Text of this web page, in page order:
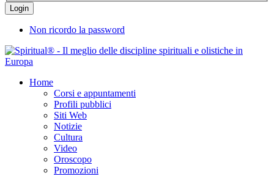
Non ricordo la password
Home
Corsi e appuntamenti
Profili pubblici
Siti Web
Notizie
Cultura
Video
Oroscopo
Promozioni